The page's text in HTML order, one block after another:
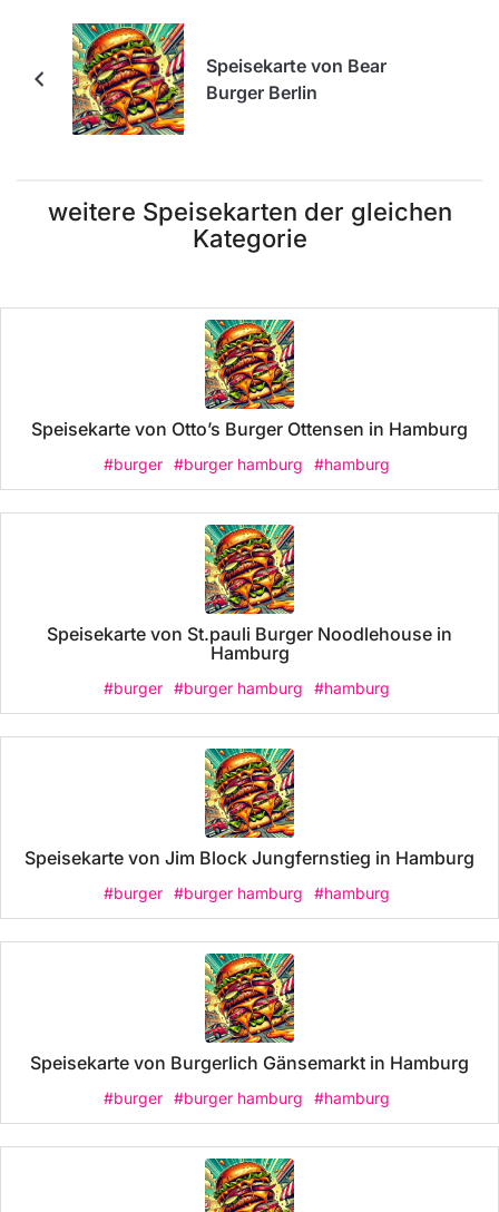
Speisekarte von Bear
Burger Berlin
weitere Speisekarten der gleichen
Kategorie
Speisekarte von Otto’s Burger Ottensen in Hamburg
#burger #burger hamburg #hamburg
Speisekarte von St.pauli Burger Noodlehouse in
Hamburg
#burger #burger hamburg #hamburg
Speisekarte von Jim Block Jungfernstieg in Hamburg
#burger #burger hamburg #hamburg
Speisekarte von Burgerlich Gänsemarkt in Hamburg
#burger #burger hamburg #hamburg